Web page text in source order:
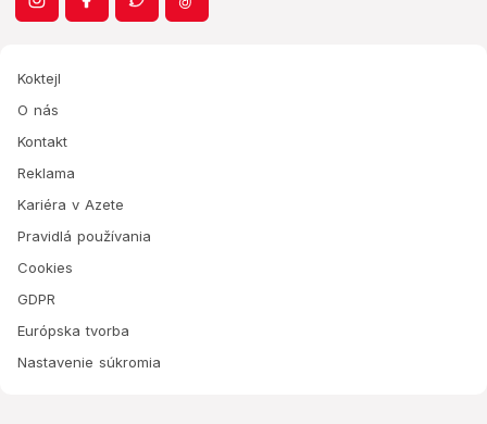
Koktejl
O nás
Kontakt
Reklama
Kariéra v Azete
Pravidlá používania
Cookies
GDPR
Európska tvorba
Nastavenie súkromia